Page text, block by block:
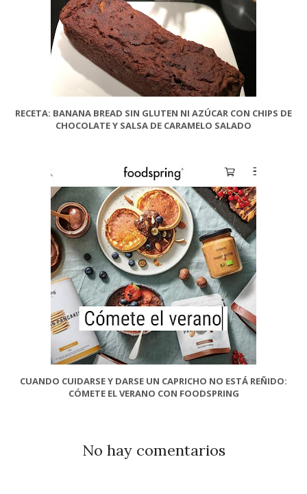
RECETA: BANANA BREAD SIN GLUTEN NI AZÚCAR CON CHIPS DE
CHOCOLATE Y SALSA DE CARAMELO SALADO
CUANDO CUIDARSE Y DARSE UN CAPRICHO NO ESTÁ REÑIDO:
CÓMETE EL VERANO CON FOODSPRING
No hay comentarios